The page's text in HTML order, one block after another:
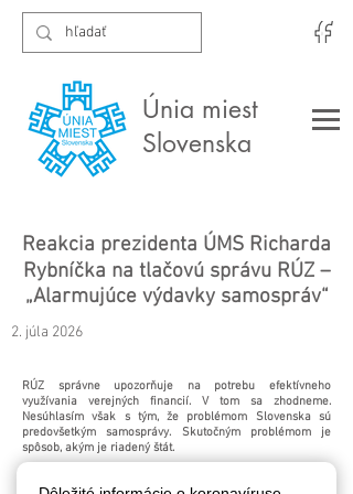
Únia miest
Slovenska
Reakcia prezidenta ÚMS Richarda
Rybníčka na tlačovú správu RÚZ –
„Alarmujúce výdavky samospráv“
2. júla 2026
RÚZ správne upozorňuje na potrebu efektívneho
využívania verejných financií. V tom sa zhodneme.
Nesúhlasím však s tým, že problémom Slovenska sú
predovšetkým samosprávy. Skutočným problémom je
spôsob, akým je riadený štát.